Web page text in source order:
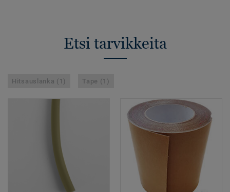
Etsi tarvikkeita
Hitsauslanka (1) Tape (1)